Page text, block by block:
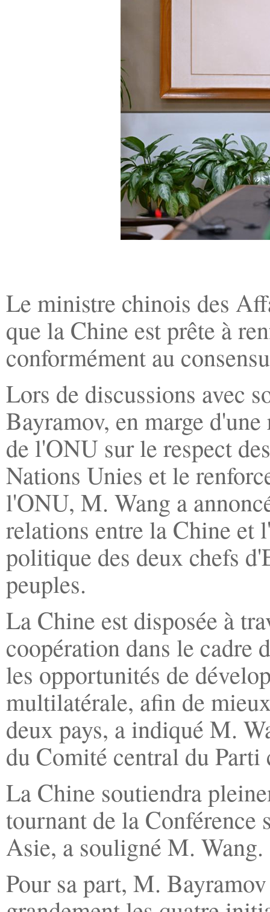
Le ministre chinois des
que la Chine est prête à
conformément au
Lors de discussions avec
Bayramov, en marge
de l'ONU sur le respect
Nations Unies et le
l'ONU, M. Wang a
relations entre la Chine et
politique des deux chefs
peuples.
La Chine est disposée à
coopération dans le cadre
les opportunités de
multilatérale, afin de
deux pays, a indiqué M.
du Comité central du
La Chine soutiendra
tournant de la Conférence
Asie, a souligné M. Wang.
Pour sa part, M.